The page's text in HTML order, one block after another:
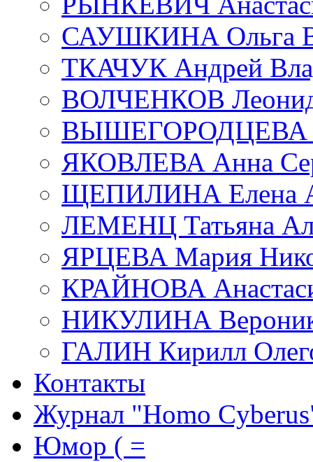
САУШКИНА Ольга
ТКАЧУК Андрей
ВОЛЧЕНКОВ Леонид
ВЫШЕГОРОДЦЕВА
ЯКОВЛЕВА Анна
ЩЕПИЛИНА Елена
ЛЕМЕНЦ Татьяна
ЯРЦЕВА Мария
КРАЙНОВА
НИКУЛИНА
ГАЛИН Кирилл
Контакты
Журнал "Homo
Юмор ( =